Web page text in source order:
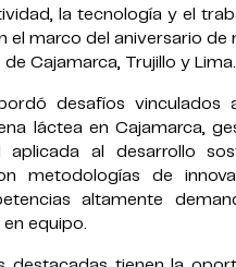
la tecnología y el
el marco del aniversario
Cajamarca, Trujillo y Lima.
desafíos vinculados
láctea en Cajamarca,
aplicada al desarrollo
metodologías de
altamente
equipo.